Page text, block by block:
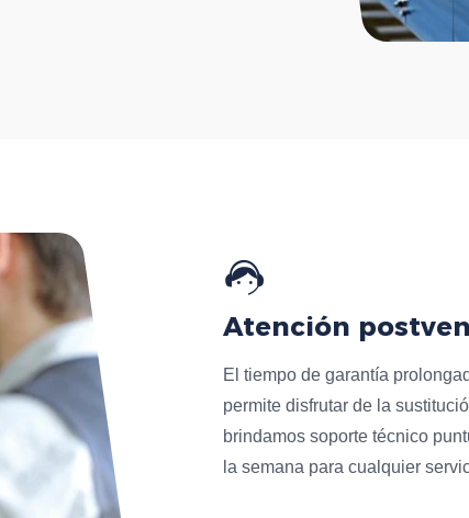
Atención
El tiempo de garantía
permite disfrutar de la
brindamos soporte técnico
la semana para cualquier